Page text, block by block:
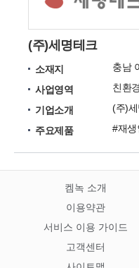
(주)세명테크
소재지
충남
사업영역
기업소개
주요제품
#재생
켐녹 소개
이용약관
서비스 이용 가이드
고객센터